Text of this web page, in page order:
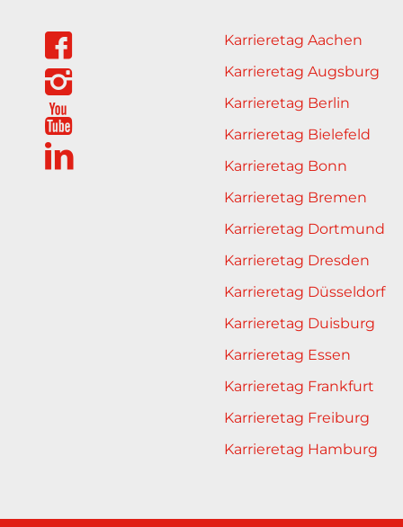
Karrieretag Aachen
Karrieretag Augsburg
Karrieretag Berlin
Karrieretag Bielefeld
Karrieretag Bonn
Karrieretag Bremen
Karrieretag Dortmund
Karrieretag Dresden
Karrieretag Düsseldorf
Karrieretag Duisburg
Karrieretag Essen
Karrieretag Frankfurt
Karrieretag Freiburg
Karrieretag Hamburg